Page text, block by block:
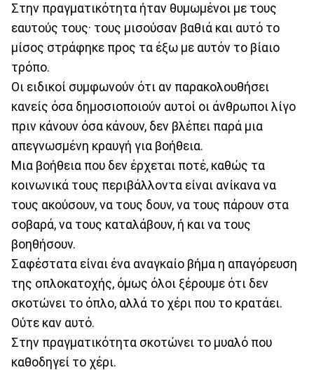
Στην πραγματικότητα ήταν θυμωμένοι με τους
εαυτούς τους· τους μισούσαν βαθιά και αυτό το
μίσος στράφηκε προς τα έξω με αυτόν το βίαιο
τρόπο.
Οι ειδικοί συμφωνούν ότι αν παρακολουθήσει
κανείς όσα δημοσιοποιούν αυτοί οι άνθρωποι λίγο
πριν κάνουν όσα κάνουν, δεν βλέπει παρά μια
απεγνωσμένη κραυγή για βοήθεια.
Μια βοήθεια που δεν έρχεται ποτέ, καθώς τα
κοινωνικά τους περιβάλλοντα είναι ανίκανα να
τους ακούσουν, να τους δουν, να τους πάρουν στα
σοβαρά, να τους καταλάβουν, ή και να τους
βοηθήσουν.
Σαφέστατα είναι ένα αναγκαίο βήμα η απαγόρευση
της οπλοκατοχής, όμως όλοι ξέρουμε ότι δεν
σκοτώνει το όπλο, αλλά το χέρι που το κρατάει.
Ούτε καν αυτό.
Στην πραγματικότητα σκοτώνει το μυαλό που
καθοδηγεί το χέρι.